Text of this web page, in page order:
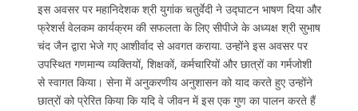
इस अवसर पर महानिदेशक श्री युगांक चतुर्वेदी ने उद्घाटन भाषण दिया और
फ्रेशर्स वेलकम कार्यक्रम की सफलता के लिए सीपीजे के अध्यक्ष श्री सुभाष
चंद जैन द्वारा भेजे गए आशीर्वाद से अवगत कराया. उन्होंने इस अवसर पर
उपस्थित गणमान्य व्यक्तियों, शिक्षकों, कर्मचारियों और छात्रों का गर्मजोशी
से स्वागत किया। सेना में अनुकरणीय अनुशासन को याद करते हुए उन्होंने
छात्रों को प्रेरित किया कि यदि वे जीवन में इस एक गुण का पालन करते हैं